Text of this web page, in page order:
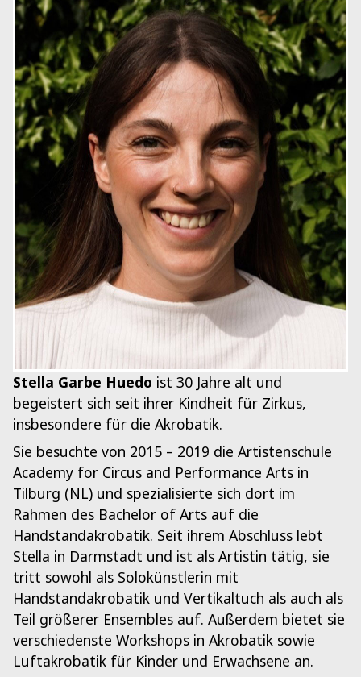
Stella Garbe Huedo ist 30 Jahre alt und
begeistert sich seit ihrer Kindheit für Zirkus,
insbesondere für die Akrobatik.
Sie besuchte von 2015 – 2019 die Artistenschule
Academy for Circus and Performance Arts in
Tilburg (NL) und spezialisierte sich dort im
Rahmen des Bachelor of Arts auf die
Handstandakrobatik. Seit ihrem Abschluss lebt
Stella in Darmstadt und ist als Artistin tätig, sie
tritt sowohl als Solokünstlerin mit
Handstandakrobatik und Vertikaltuch als auch als
Teil größerer Ensembles auf. Außerdem bietet sie
verschiedenste Workshops in Akrobatik sowie
Luftakrobatik für Kinder und Erwachsene an.